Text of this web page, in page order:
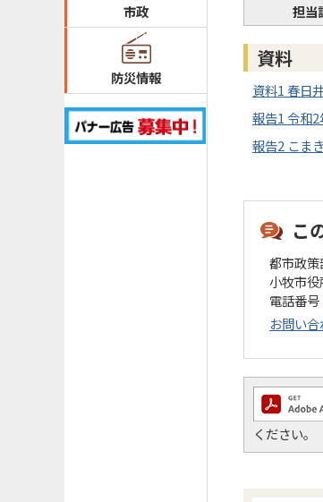
市政
防災情報
担当
資料
資料1 春日
報告1 令和
報告2 こま
こ
都市政
小牧市
電話番
お問い
ください。